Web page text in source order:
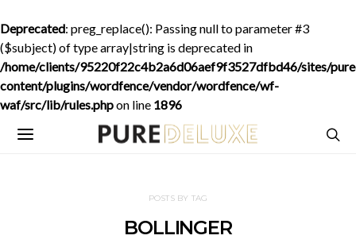
Deprecated: preg_replace(): Passing null to parameter #3
($subject) of type array|string is deprecated in
/home/clients/95220f22c4b2a6d06aef9f3527dfbd46/sites/
content/plugins/wordfence/vendor/wordfence/wf-
waf/src/lib/rules.phpon line 1896
POSTS BY TAG
BOLLINGER